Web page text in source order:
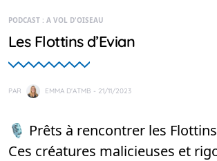
PODCAST : A VOL D'OISEAU
Les Flottins d’Evian
PAR EMMA D'ATMB - 21/11/2023
🎙️ Prêts à rencontrer les Flottins
Ces créatures malicieuses et